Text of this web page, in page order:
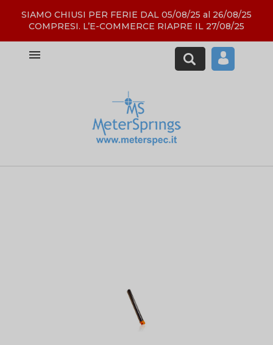
SIAMO CHIUSI PER FERIE DAL 05/08/25 al 26/08/25
COMPRESI. L’E-COMMERCE RIAPRE IL 27/08/25
